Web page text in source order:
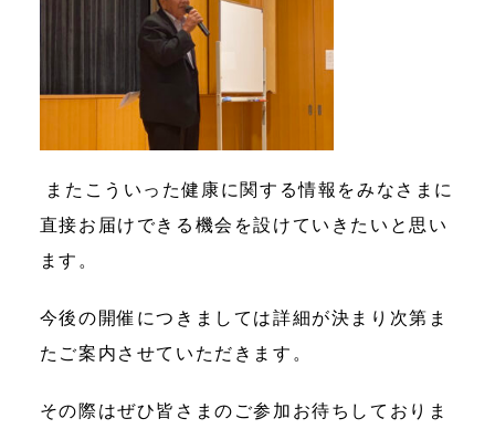
またこういった健康に関する情報をみなさまに
直接お届けできる機会を設けていきたいと思い
ます。
今後の開催につきましては詳細が決まり次第ま
たご案内させていただきます。
その際はぜひ皆さまのご参加お待ちしておりま